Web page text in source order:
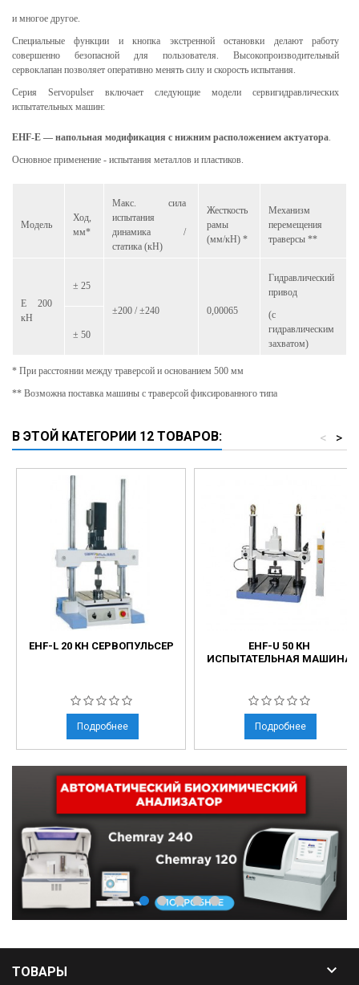
и многое другое.
Специальные функции и кнопка экстренной остановки делают работу
совершенно безопасной для пользователя. Высокопроизводительный
сервоклапан позволяет оперативно менять силу и скорость испытания.
Серия Servopulser включает следующие модели сервигидравлических
испытательных машин:
EHF-E — напольная модификация с нижним расположением актуатора.
Основное применение - испытания металлов и пластиков.
Модель
Ход,
мм*
Макс. сила
испытания
динамика /
статика (кН)
Жесткость
рамы
(мм/кН) *
Механизм
перемещения
траверсы **
E 200
кН
± 25
±200 / ±240 0,00065
Гидравлический
привод
(с
гидравлическим
захватом)
± 50
* При расстоянии между траверсой и основанием 500 мм
** Возможна поставка машины с траверсой фиксированного типа
В ЭТОЙ КАТЕГОРИИ 12 ТОВАРОВ: >
<
EHF-L 20 КН СЕРВОПУЛЬСЕР
Подробнее
EHF-U 50 КН
ИСПЫТАТЕЛЬНАЯ МАШИНА
Подробнее
ТОВАРЫ 